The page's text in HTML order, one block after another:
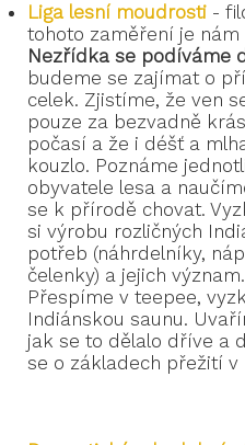
Liga lesní moudrosti -
tohoto zaměření je nám
Nezřídka se podíváme
budeme se zajímat o
celek. Zjistíme, že ven
pouze za bezvadně
počasí a že i déšť a
kouzlo. Poznáme
obyvatele lesa a
se k přírodě chovat.
si výrobu rozličných
potřeb (náhrdelníky,
čelenky) a jejich význam.
Přespíme v teepee,
Indiánskou saunu.
jak se to dělalo dříve a
se o základech přežití v